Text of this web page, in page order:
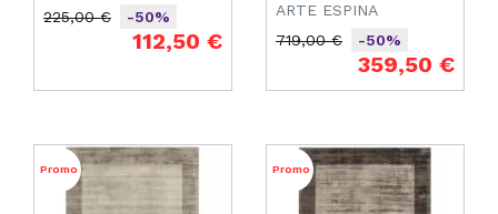
Prix de base
225,00 €
-50%
112,50 €
ARTE ESPINA
Prix de base
719,00 €
-50%
359,50 €
Promo Promo